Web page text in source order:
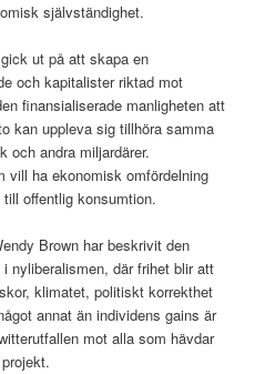
självständighet.
ut på att skapa en
och kapitalister riktad mot
finansialiserade manligheten att
kan uppleva sig tillhöra samma
och andra miljardärer.
vill ha ekonomisk omfördelning
offentlig konsumtion.
Brown har beskrivit den
nyliberalismen, där frihet blir att
klimatet, politiskt korrekthet
annat än individens gains är
mot alla som hävdar